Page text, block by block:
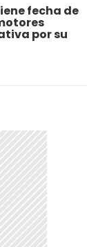
fecha de
por su